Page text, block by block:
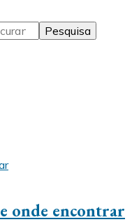
onde encontrar